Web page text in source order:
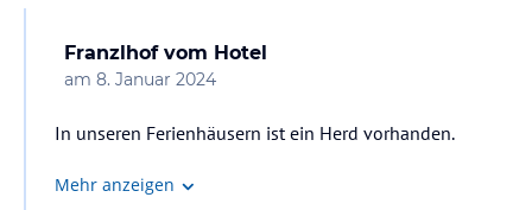
Franzlhof vom Hotel
am 8. Januar 2024
In unseren Ferienhäusern ist ein Herd vorhanden.
Mehr anzeigen